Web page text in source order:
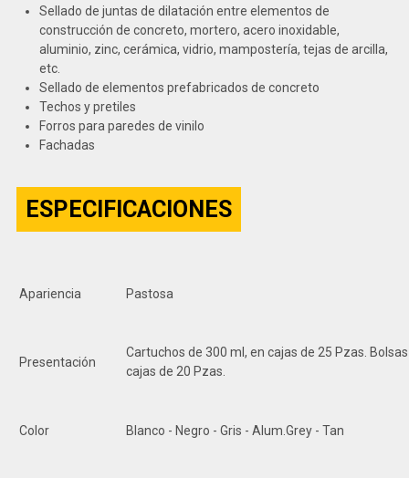
Sellado de juntas de dilatación entre elementos de
construcción de concreto, mortero, acero inoxidable,
aluminio, zinc, cerámica, vidrio, mampostería, tejas de arcilla,
etc.
Sellado de elementos prefabricados de concreto
Techos y pretiles
Forros para paredes de vinilo
Fachadas
ESPECIFICACIONES
Apariencia Pastosa
Presentación
Cartuchos de 300 ml, en cajas de 25 Pzas.
cajas de 20 Pzas.
Color Blanco - Negro - Gris - Alum.Grey - Tan